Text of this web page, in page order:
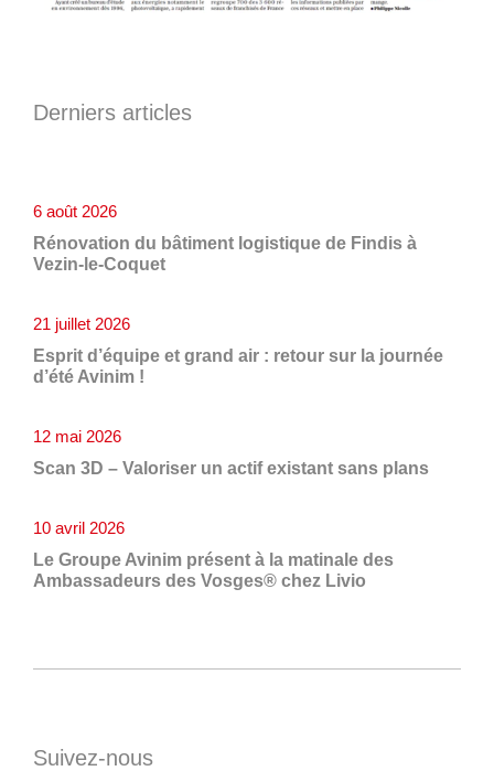
Derniers articles
Rénovation du bâtiment logistique de Findis à
Vezin-le-Coquet
6 août 2026
Esprit d’équipe et grand air : retour sur la journée
d’été Avinim !
21 juillet 2026
Scan 3D – Valoriser un actif existant sans plans
12 mai 2026
Le Groupe Avinim présent à la matinale des
Ambassadeurs des Vosges® chez Livio
10 avril 2026
Suivez-nous